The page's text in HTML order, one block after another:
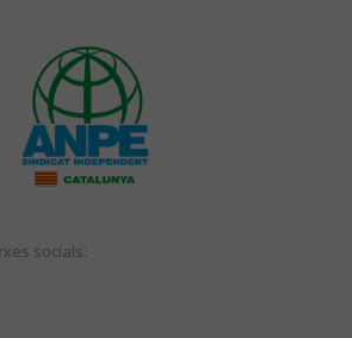
socials: